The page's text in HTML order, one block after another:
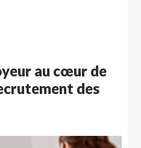
au cœur de
des